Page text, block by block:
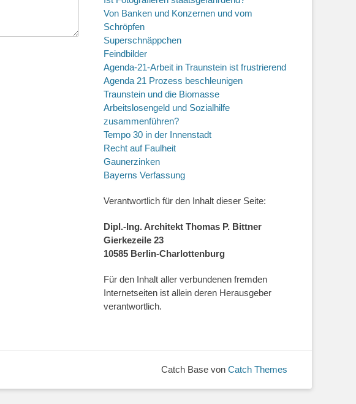
Von Banken und Konzernen und vom
Schröpfen
Superschnäppchen
Feindbilder
Agenda-21-Arbeit in Traunstein ist frustrierend
Agenda 21 Prozess beschleunigen
Traunstein und die Biomasse
Arbeitslosengeld und Sozialhilfe
zusammenführen?
Tempo 30 in der Innenstadt
Recht auf Faulheit
Gaunerzinken
Bayerns Verfassung
Verantwortlich für den Inhalt dieser Seite:
Dipl.-Ing. Architekt Thomas P. Bittner
Gierkezeile 23
10585 Berlin-Charlottenburg
Für den Inhalt aller verbundenen fremden
Internetseiten ist allein deren Herausgeber
verantwortlich.
Catch Base von Catch Themes